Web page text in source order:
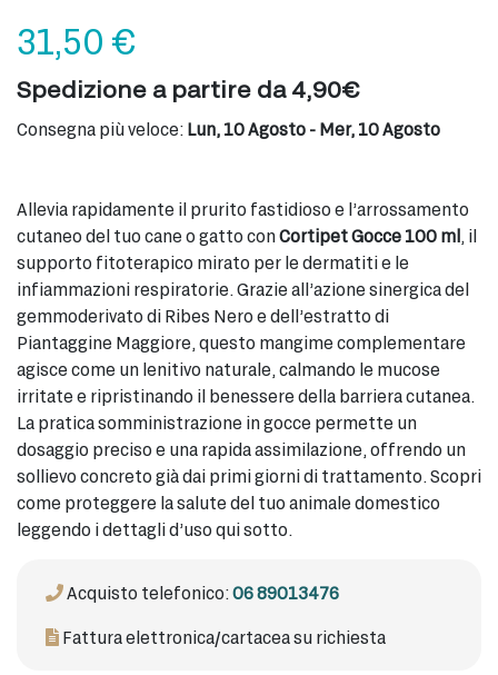
31,50 €
Spedizione a partire da 4,90€
Consegna più veloce: Lun, 10 Agosto - Mer, 10 Agosto
Allevia rapidamente il prurito fastidioso e l’arrossamento
cutaneo del tuo cane o gatto conCortipet Gocce 100 ml, il
supporto fitoterapico mirato per le dermatiti e le
infiammazioni respiratorie. Grazie all’azione sinergica del
gemmoderivato di Ribes Nero e dell’estratto di
Piantaggine Maggiore, questo mangime complementare
agisce come un lenitivo naturale, calmando le mucose
irritate e ripristinando il benessere della barriera cutanea.
La pratica somministrazione in gocce permette un
dosaggio preciso e una rapida assimilazione, offrendo un
sollievo concreto già dai primi giorni di trattamento. Scopri
come proteggere la salute del tuo animale domestico
leggendo i dettagli d’uso qui sotto.
Acquisto telefonico:06 89013476
Fattura elettronica/cartacea su richiesta